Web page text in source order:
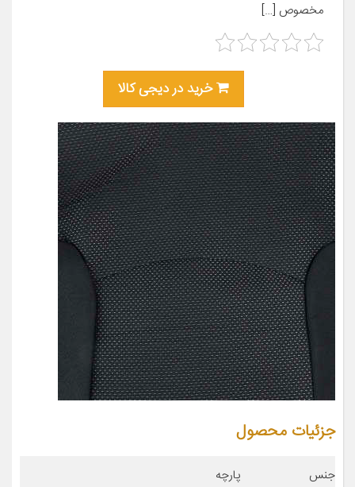
مخصوص […]
خرید در دیجی کالا
جزئیات محصول
جنس پارچه